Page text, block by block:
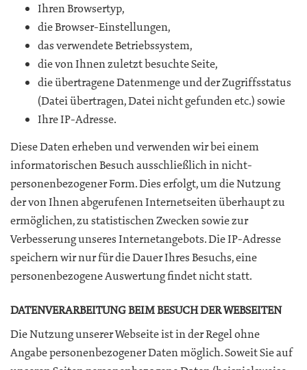
Ihren Browsertyp,
die Browser-Einstellungen,
das verwendete Betriebssystem,
die von Ihnen zuletzt besuchte Seite,
die übertragene Datenmenge und der Zugriffsstatus
(Datei übertragen, Datei nicht gefunden etc.) sowie
Ihre IP-Adresse.
Diese Daten erheben und verwenden wir bei einem
informatorischen Besuch ausschließlich in nicht-
personenbezogener Form. Dies erfolgt, um die Nutzung
der von Ihnen abgerufenen Internetseiten überhaupt zu
ermöglichen, zu statistischen Zwecken sowie zur
Verbesserung unseres Internetangebots. Die IP-Adresse
speichern wir nur für die Dauer Ihres Besuchs, eine
personenbezogene Auswertung findet nicht statt.
DATENVERARBEITUNG BEIM BESUCH DER WEBSEITEN
Die Nutzung unserer Webseite ist in der Regel ohne
Angabe personenbezogener Daten möglich. Soweit Sie auf